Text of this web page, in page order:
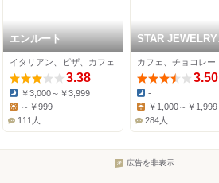
エンルート
イタリアン、ピザ、カフェ
3.38
Dinner:
￥3,000～￥3,999
～￥999
111人
STAR JEWELRY
CAFE &
3.50
Dinner:
-
￥1,000～￥1,999
284人
広告を非表示